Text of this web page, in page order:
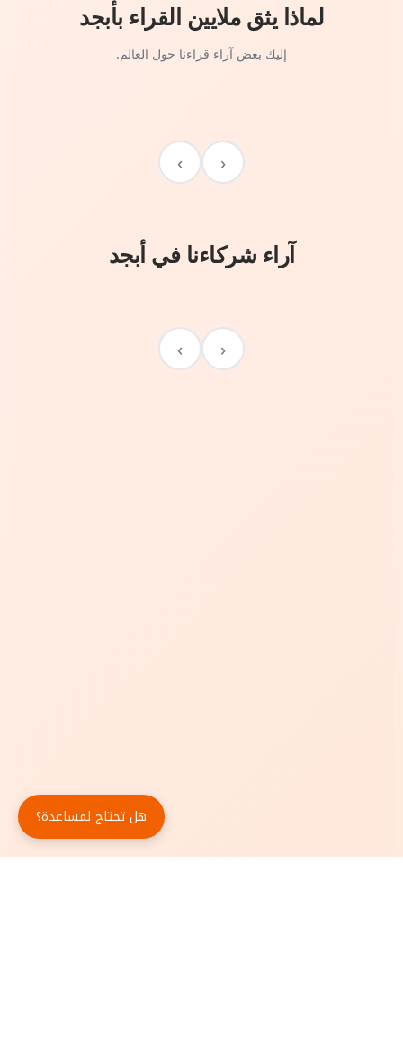
لماذا يثق ملايين القراء بأبجد
إليك بعض آراء قراءنا حول العالم.
‹
›
آراء شركاءنا في أبجد
‹
›
هل تحتاج لمساعدة؟